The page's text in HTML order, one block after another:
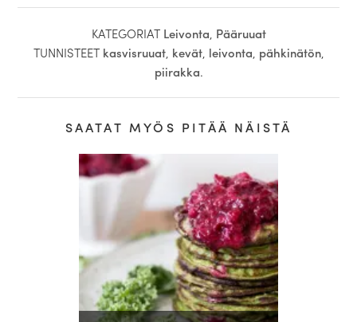
KATEGORIAT Leivonta, Pääruuat
TUNNISTEET kasvisruuat, kevät, leivonta, pähkinätön,
piirakka.
SAATAT MYÖS PITÄÄ NÄISTÄ